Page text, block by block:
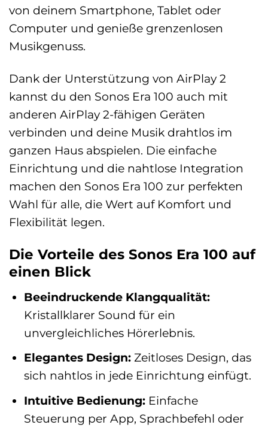
von deinem Smartphone, Tablet oder
Computer und genieße grenzenlosen
Musikgenuss.
Dank der Unterstützung von AirPlay 2
kannst du den Sonos Era 100 auch mit
anderen AirPlay 2-fähigen Geräten
verbinden und deine Musik drahtlos im
ganzen Haus abspielen. Die einfache
Einrichtung und die nahtlose Integration
machen den Sonos Era 100 zur perfekten
Wahl für alle, die Wert auf Komfort und
Flexibilität legen.
Die Vorteile des Sonos Era 100 auf
einen Blick
Beeindruckende Klangqualität:
Kristallklarer Sound für ein
unvergleichliches Hörerlebnis.
Elegantes Design:Zeitloses Design, das
sich nahtlos in jede Einrichtung einfügt.
Intuitive Bedienung:Einfache
Steuerung per App, Sprachbefehl oder